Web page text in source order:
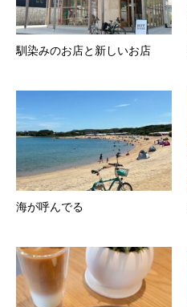
馴染みのお店と新しいお店
海が呼んでる